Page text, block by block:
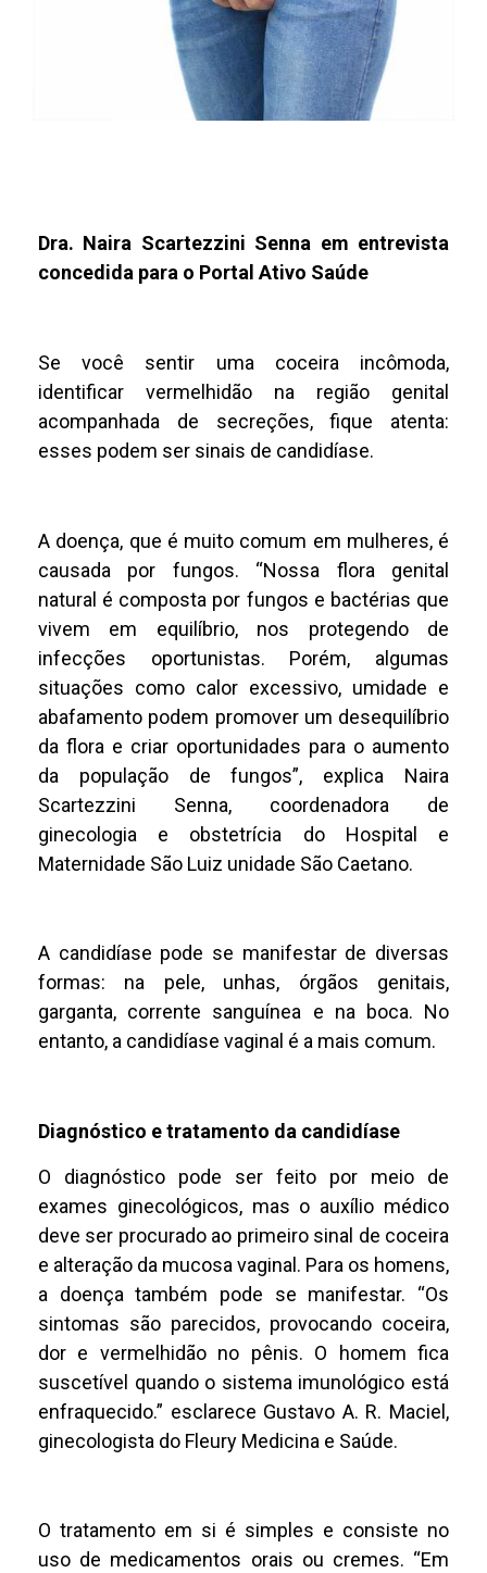
Dra. Naira Scartezzini Senna em entrevista
concedida para o Portal Ativo Saúde
Se você sentir uma coceira incômoda,
identificar vermelhidão na região genital
acompanhada de secreções, fique atenta:
esses podem ser sinais de candidíase.
A doença, que é muito comum em mulheres, é
causada por fungos. “Nossa flora genital
natural é composta por fungos e bactérias que
vivem em equilíbrio, nos protegendo de
infecções oportunistas. Porém, algumas
situações como calor excessivo, umidade e
abafamento podem promover um desequilíbrio
da flora e criar oportunidades para o aumento
da população de fungos”, explica Naira
Scartezzini Senna, coordenadora de
ginecologia e obstetrícia do Hospital e
Maternidade São Luiz unidade São Caetano.
A candidíase pode se manifestar de diversas
formas: na pele, unhas, órgãos genitais,
garganta, corrente sanguínea e na boca. No
entanto, a candidíase vaginal é a mais comum.
Diagnóstico e tratamento da candidíase
O diagnóstico pode ser feito por meio de
exames ginecológicos, mas o auxílio médico
deve ser procurado ao primeiro sinal de coceira
e alteração da mucosa vaginal. Para os homens,
a doença também pode se manifestar. “Os
sintomas são parecidos, provocando coceira,
dor e vermelhidão no pênis. O homem fica
suscetível quando o sistema imunológico está
enfraquecido.” esclarece Gustavo A. R. Maciel,
ginecologista do Fleury Medicina e Saúde.
O tratamento em si é simples e consiste no
uso de medicamentos orais ou cremes. “Em